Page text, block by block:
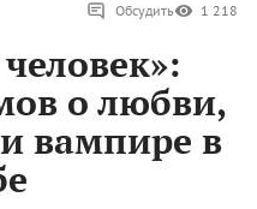
Обсудить 1 218
о любви,
вампире в